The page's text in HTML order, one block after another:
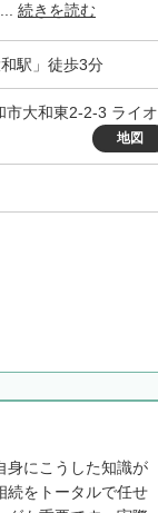
続きを読む
駅」徒歩3分
大和東2-2-3 ライオ
地図
身にこうした知識が
続をトータルで任せ